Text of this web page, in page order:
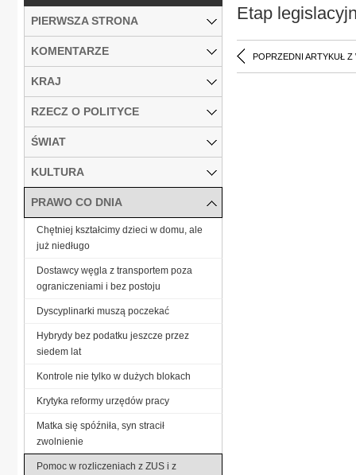
Etap
POPRZEDNI ARTYKUŁ Z
PIERWSZA STRONA
KOMENTARZE
KRAJ
RZECZ O POLITYCE
ŚWIAT
KULTURA
PRAWO CO DNIA
Chętniej kształcimy dzieci w domu, ale
już niedługo
Dostawcy węgla z transportem poza
ograniczeniami i bez postoju
Dyscyplinarki muszą poczekać
Hybrydy bez podatku jeszcze przez
siedem lat
Kontrole nie tylko w dużych blokach
Krytyka reformy urzędów pracy
Matka się spóźniła, syn stracił
zwolnienie
Pomoc w rozliczeniach z ZUS i z